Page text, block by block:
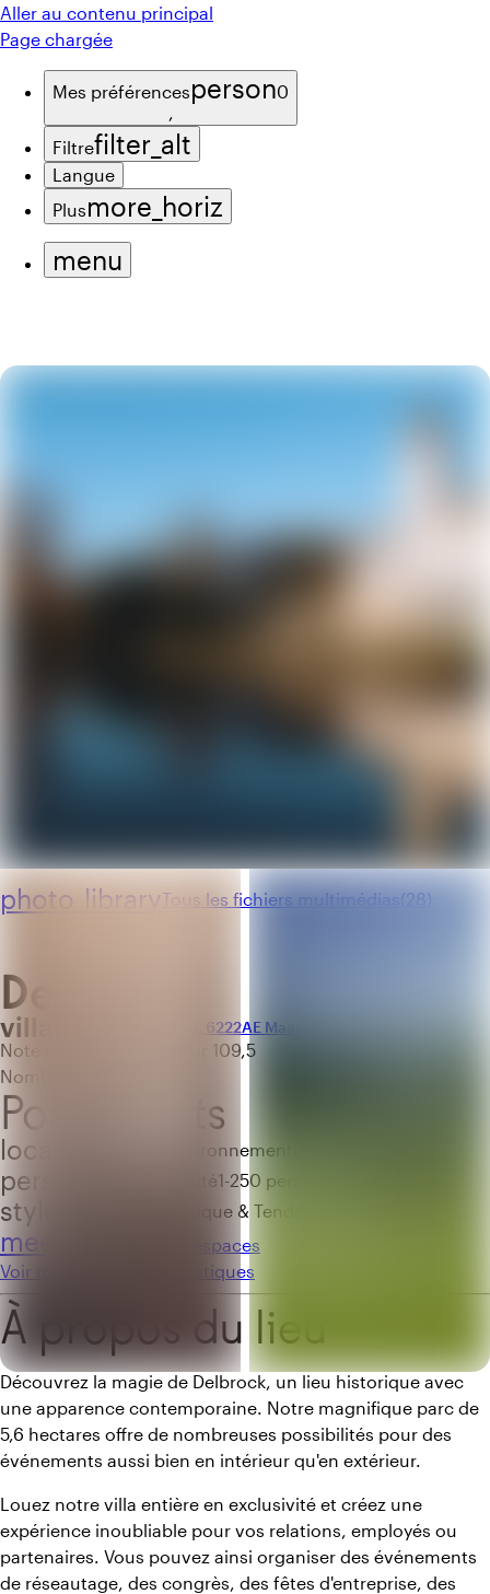
Aller au contenu principal
Page chargée
Mes préférencesperson0
,
Filtrefilter_alt
Langue
Plusmore_horiz
menu
photo_libraryTous les fichiers multimédias(28)
Delbrock
villa Meerssenerweg 1a, 6222AE Maastricht
Note moyenne de 9,5 sur 109,5
Nombre d'avis : 2
Points forts
location_city Environnement
person_pin Capacité1-250 personnes
style Classique & Tendance
meeting_room
7 espaces
Voir toutes les caractéristiques
À propos du lieu
Découvrez la magie de Delbrock, un lieu historique avec
une apparence contemporaine. Notre magnifique parc de
5,6 hectares offre de nombreuses possibilités pour des
événements aussi bien en intérieur qu'en extérieur.
Louez notre villa entière en exclusivité et créez une
expérience inoubliable pour vos relations, employés ou
partenaires. Vous pouvez ainsi organiser des événements
de réseautage, des congrès, des fêtes d'entreprise, des